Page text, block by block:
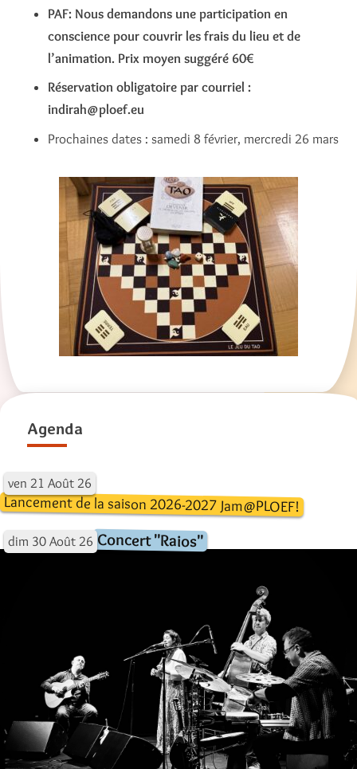
PAF: Nous demandons une participation en
conscience pour couvrir les frais du lieu et de
l’animation. Prix moyen suggéré 60€
Réservation obligatoire par courriel :
indirah@ploef.eu
Prochaines dates : samedi 8 février, mercredi 26 mars
Agenda
ven 21 Août 26
Lancement de la saison 2026-2027 Jam@PLOEF!
dim 30 Août 26 Concert "Raios"